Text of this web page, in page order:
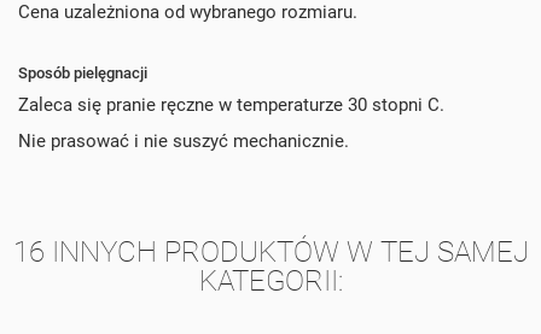
Cena uzależniona od wybranego rozmiaru.
Sposób pielęgnacji
Zaleca się pranie ręczne w temperaturze 30 stopni C.
Nie prasować i nie suszyć mechanicznie.
16 INNYCH PRODUKTÓW W TEJ SAMEJ
KATEGORII: